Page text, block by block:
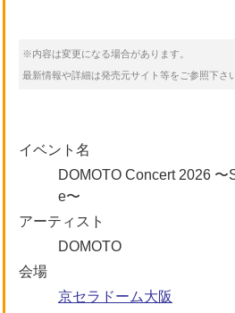
※内容は変更になる場合があります。
最新情報や詳細は発売元サイト等をご参照下さい
イベント名
DOMOTO Concert 2026 〜
e〜
アーティスト
DOMOTO
会場
京セラドーム大阪